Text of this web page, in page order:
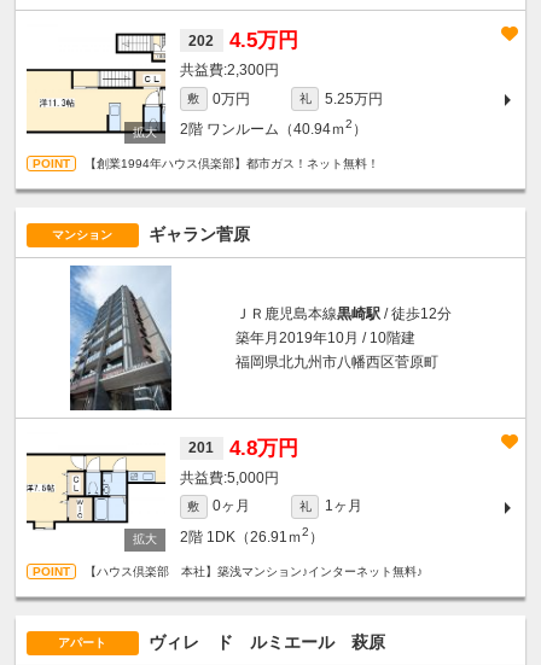
202 4.5万円
2,300円
敷 0万円 礼
5.25万円
2階 ワンルーム（40.94ｍ2 ）
【創業1994年ハウス倶楽部】都市ガス！ネット無料！
マンション ギャラン菅原
ＪＲ鹿児島本線黒崎駅 / 徒歩12分
築年月2019年10月 / 10階建
福岡県北九州市八幡西区菅原町
201 4.8万円
5,000円
敷 0ヶ月 礼
1ヶ月
2階 1DK（26.91ｍ2 ）
【ハウス倶楽部 本社】築浅マンション♪インターネット無料♪
アパート ヴィレ ド ルミエール 萩原